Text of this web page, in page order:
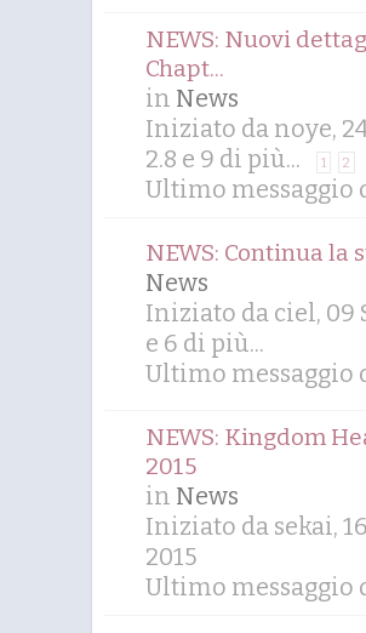
NEWS: Nuovi
Chapt...
in News
Iniziato da noye,
2.8 e 9 di più... 1 2
Ultimo messaggio
NEWS: Continua
News
Iniziato da ciel, 09
e 6 di più...
Ultimo messaggio
NEWS: Kingdom
2015
in News
Iniziato da sekai,
2015
Ultimo messaggio